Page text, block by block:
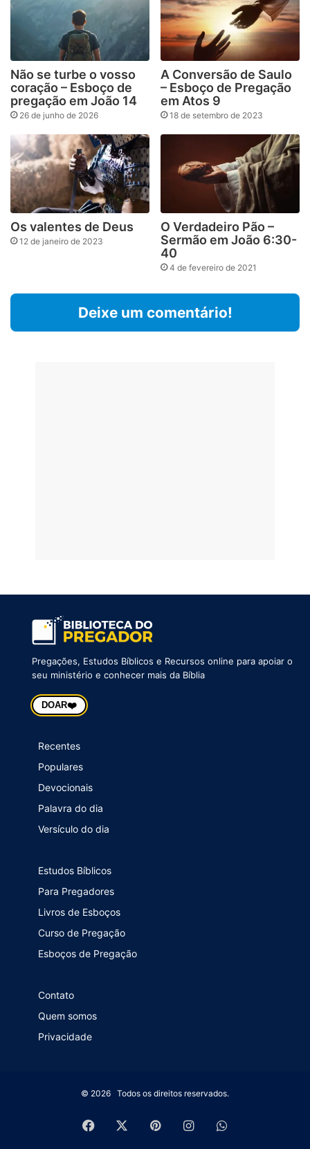
Não se turbe o vosso
coração – Esboço de
pregação em João 14
26 de junho de 2026
A Conversão de Saulo
– Esboço de Pregação
em Atos 9
18 de setembro de 2023
Os valentes de Deus
12 de janeiro de 2023
O Verdadeiro Pão –
Sermão em João 6:30-
40
4 de fevereiro de 2021
Deixe um comentário!
Pregações, Estudos Bíblicos e Recursos online para apoiar o
seu ministério e conhecer mais da Bíblia
DOAR❤️
Recentes
Populares
Devocionais
Palavra do dia
Versículo do dia
Estudos Bíblicos
Para Pregadores
Livros de Esboços
Curso de Pregação
Esboços de Pregação
Contato
Quem somos
Privacidade
© 2026 Todos os direitos reservados.
Facebook PinterestInstagramWhatsApp